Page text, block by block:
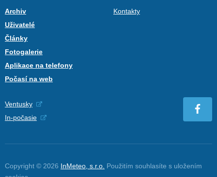
Archiv
Uživatelé
Články
Fotogalerie
Aplikace na telefony
Počasí na web
Kontakty
Ventusky
In-počasie
Copyright © 2026 InMeteo, s.r.o. Použitím souhlasíte s uložením